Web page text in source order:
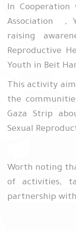
In Cooperation
Association ,
raising
Reproductive
Youth in Beit
This activity
the
Gaza Strip
Sexual
Worth noting
of activities,
partnership with